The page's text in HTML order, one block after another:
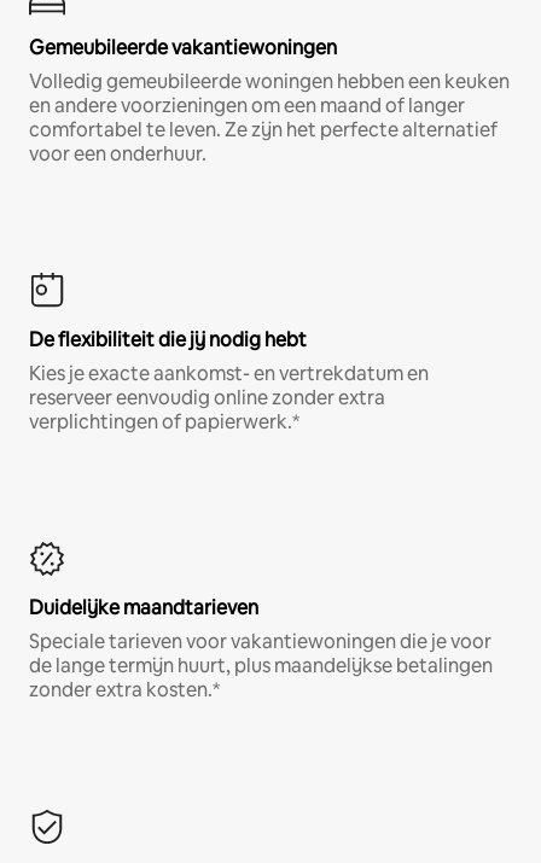
Gemeubileerde vakantiewoningen
Volledig gemeubileerde woningen hebben een keuken
en andere voorzieningen om een maand of langer
comfortabel te leven. Ze zijn het perfecte alternatief
voor een onderhuur.
De flexibiliteit die jij nodig hebt
Kies je exacte aankomst- en vertrekdatum en
reserveer eenvoudig online zonder extra
verplichtingen of papierwerk.*
Duidelijke maandtarieven
Speciale tarieven voor vakantiewoningen die je voor
de lange termijn huurt, plus maandelijkse betalingen
zonder extra kosten.*